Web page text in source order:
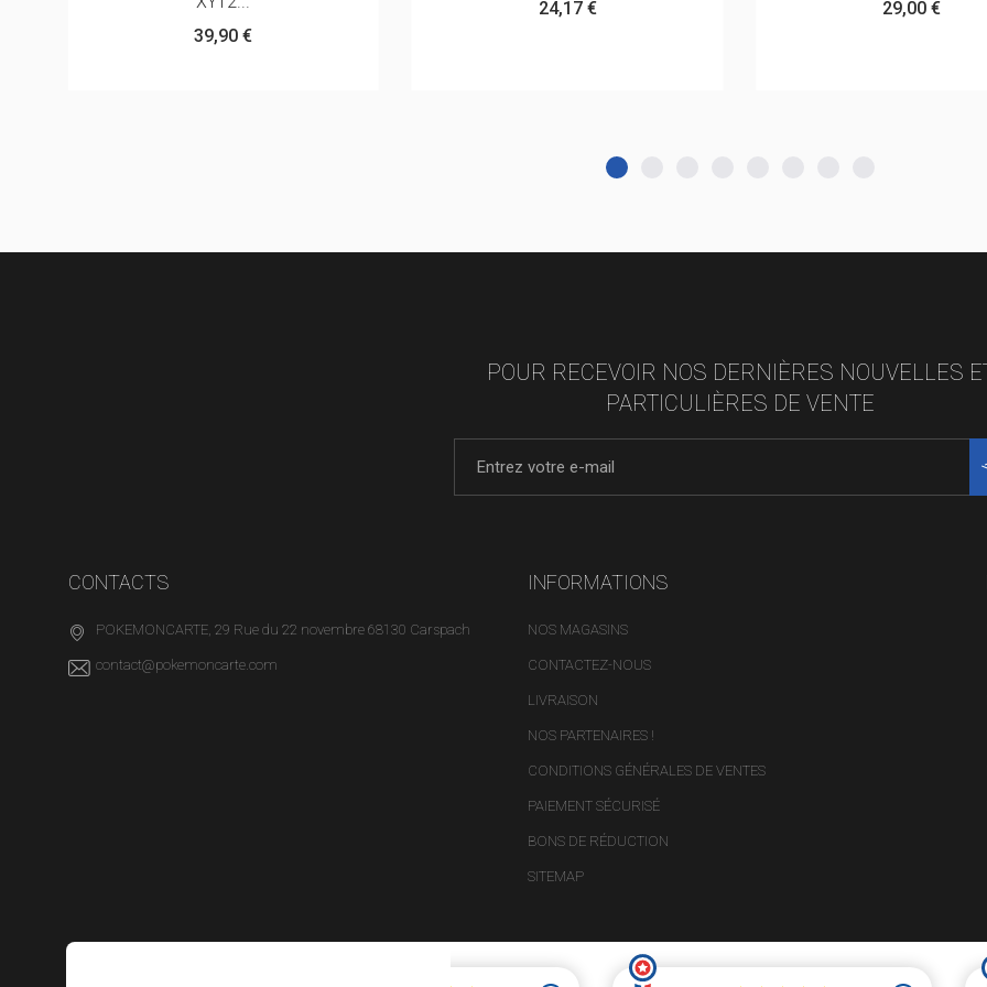
39,90 €
24,17 €
29,00 €
POUR RECEVOIR NOS DERNIÈRES NOUVELLES
PARTICULIÈRES DE VENTE
CONTACTS
POKEMONCARTE, 29 Rue du 22 novembre 68130 Carspach
contact@pokemoncarte.com
INFORMATIONS
NOS MAGASINS
CONTACTEZ-NOUS
LIVRAISON
NOS PARTENAIRES !
CONDITIONS GÉNÉRALES DE VENTES
PAIEMENT SÉCURISÉ
BONS DE RÉDUCTION
SITEMAP